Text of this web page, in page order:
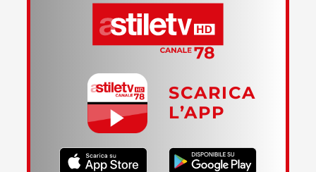
SCARICA
L’APP